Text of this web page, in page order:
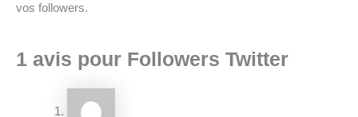
vos followers.
1 avis pour Followers Twitter